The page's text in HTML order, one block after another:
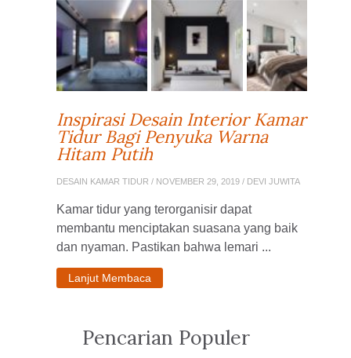
Inspirasi Desain Interior Kamar
Tidur Bagi Penyuka Warna
Hitam Putih
DESAIN KAMAR TIDUR / NOVEMBER 29, 2019 / DEVI JUWITA
Kamar tidur yang terorganisir dapat
membantu menciptakan suasana yang baik
dan nyaman. Pastikan bahwa lemari ...
Lanjut Membaca
Pencarian Populer